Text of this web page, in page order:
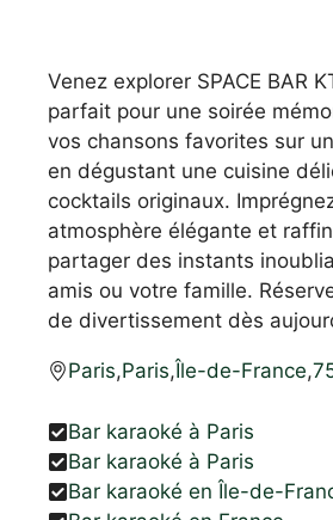
Venez explorer SPACE BAR
parfait pour une soirée
vos chansons favorites sur
en dégustant une cuisine
cocktails originaux.
atmosphère élégante et
partager des instants
amis ou votre famille.
de divertissement dès
Paris,Paris,Île-de-France,
Bar karaoké à Paris
Bar karaoké à Paris
Bar karaoké en Île-de-